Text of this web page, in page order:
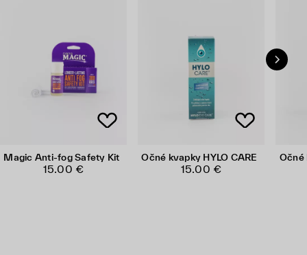
Magic Anti-fog Safety Kit
15.00 €
Očné kvapky HYLO CARE
15.00 €
Očné